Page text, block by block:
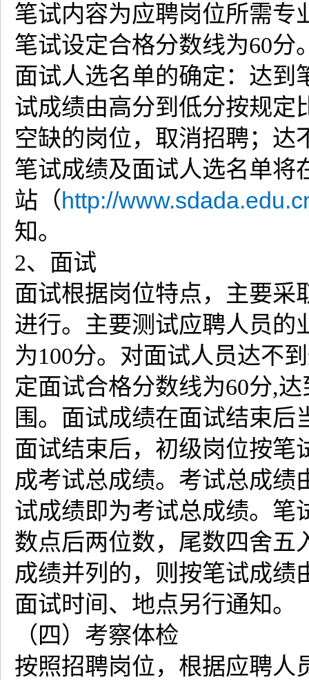
笔试内容为应聘岗位所需专
笔试设定合格分数线为60分
面试人选名单的确定：达到
试成绩由高分到低分按规定
空缺的岗位，取消招聘；达
笔试成绩及面试人选名单将
站（http://
知。
2、面试
面试根据岗位特点，主要采
进行。主要测试应聘人员的
为100分。对面试人员达不
定面试合格分数线为60分,
围。面试成绩在面试结束后
面试结束后，初级岗位按笔
成考试总成绩。考试总成绩
试成绩即为考试总成绩。笔
数点后两位数，尾数四舍五
成绩并列的，则按笔试成绩
面试时间、地点另行通知。
（四）考察体检
按照招聘岗位，根据应聘人